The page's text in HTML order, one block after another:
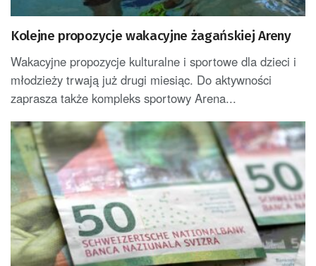
Kolejne propozycje wakacyjne żagańskiej Areny
Wakacyjne propozycje kulturalne i sportowe dla dzieci i
młodzieży trwają już drugi miesiąc. Do aktywności
zaprasza także kompleks sportowy Arena...